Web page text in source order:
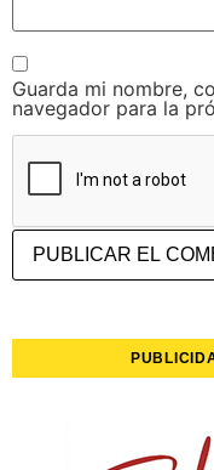
Guarda mi nombre,
navegador para la